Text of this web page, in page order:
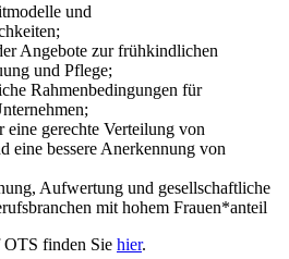
und
Angebote zur frühkindlichen
und Pflege;
Rahmenbedingungen für
gerechte Verteilung von
eine bessere Anerkennung von
Aufwertung und gesellschaftliche
mit hohem Frauen*anteil
OTS finden Sie hier.